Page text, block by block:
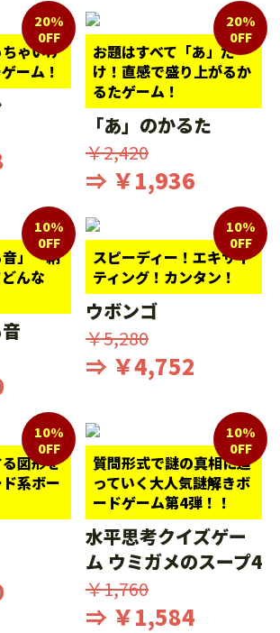
ゃいけ
ーム！
20%
0FF
お題はすべて「あ」だ
け！直感で盛り上がるか
るたゲーム！
20%
0FF
「あ」のかるた
￥2,420
⇒ ￥1,936
音」「納
んな
10%
0FF
スピーディー！エキサイ
ティング！カンタン！
10%
0FF
ウボンゴ
￥5,280
⇒ ￥4,752
図形を
系ボー
10%
0FF
質問形式で謎の真相に迫
っていく大人気謎解きボ
ードゲーム第4弾！！
10%
0FF
水平思考クイズゲー
ム ウミガメのスープ4
￥1,760
⇒ ￥1,584